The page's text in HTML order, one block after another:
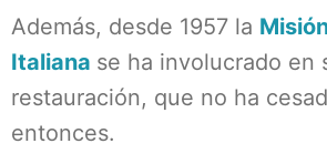
Además, desde 1957 la
Italiana se ha involucrado en
restauración, que no ha
entonces.